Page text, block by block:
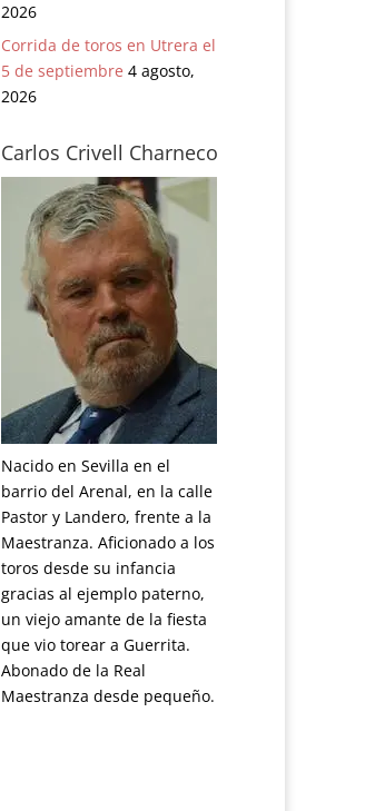
2026
Corrida de toros en Utrera el
5 de septiembre 4 agosto,
2026
Carlos Crivell Charneco
Nacido en Sevilla en el
barrio del Arenal, en la calle
Pastor y Landero, frente a la
Maestranza. Aficionado a los
toros desde su infancia
gracias al ejemplo paterno,
un viejo amante de la fiesta
que vio torear a Guerrita.
Abonado de la Real
Maestranza desde pequeño.